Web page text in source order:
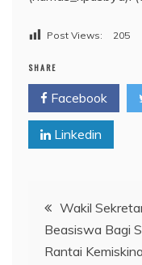
Post Views: 205
SHARE
Facebook
Linkedin
Navigasi
pos
Wakil
Beasiswa Bagi
Rantai